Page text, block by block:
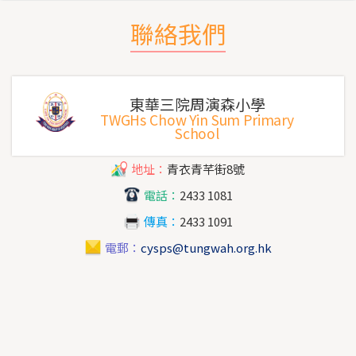
聯絡我們
東華三院周演森小學
TWGHs Chow Yin Sum Primary
School
地址： 青衣青芊街8號
電話： 2433 1081
傳真： 2433 1091
電郵： cysps@tungwah.org.hk